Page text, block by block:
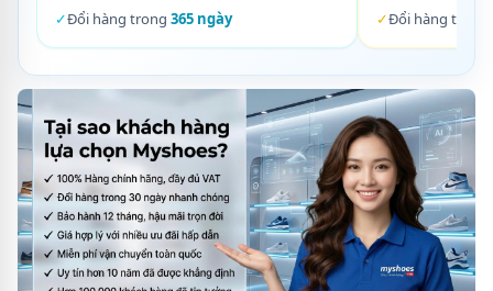
✓Đổi hàng trong 365 ngày
✓Đổi hàng trong